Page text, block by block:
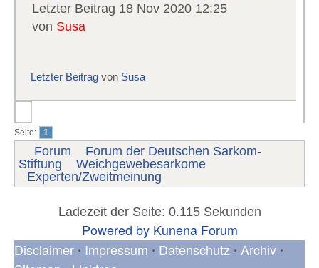
Letzter Beitrag 18 Nov 2020 12:25
von Susa
Letzter Beitrag von Susa
Seite: 1
Forum
Forum der Deutschen Sarkom-
Stiftung
Weichgewebesarkome
Experten/Zweitmeinung
Ladezeit der Seite: 0.115 Sekunden
Powered by Kunena Forum
Disclaimer • Impressum • Datenschutz • Archiv •